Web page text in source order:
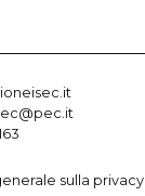
sulla privacy